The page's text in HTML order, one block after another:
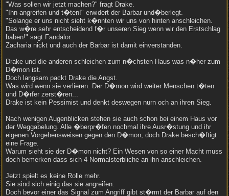
"Was sollen wir jetzt machen?" fragt Drake.
"Ihn angreifen und t�ten!" erwidert der Barbar und�berlegt.
"Solange er uns nicht sieht k�nnten wir uns von hinten anschleichen.
Das w�re sehr entscheidend f�r unseren Sieg wenn wir den Erstschlag
haben!" sagt Fandalor.
Zacharia nickt und auch der Barbar ist damit einverstanden.
Drake und die anderen schleichen zum n�chsten Haus was n�her zum
D�mon ist.
Doch langsam packt Drake die Angst.
Was wird wenn sie verlieren. Der D�mon wird weiter Menschen t�ten
und D�rfer zerst�ren...
Drake ist kein Pessimist und denkt deswegen nurn och an ihren Sieg.
Nach wenigen Augenblicken stehen sie auch schon bei einem Haus vor
der Weggabelung. Alle �berpr�fen nochmal ihre Ausr�stung und ihr
eigenen Vorgehensweisen gegen den D�mon, doch Drake besch�ftigt
eine Frage.
Warum sieht sie der D�mon nicht? Ein Wesen von so einer Macht muss
doch bemerken dass sich 4 Normalsterbliche an ihn anschleichen.
Jetzt spielt es keine Rolle mehr.
Sie sind sich einig das sie angreifen.
Doch bevor einer das Signal zum Angriff gibt st�rmt der Barbar auf den